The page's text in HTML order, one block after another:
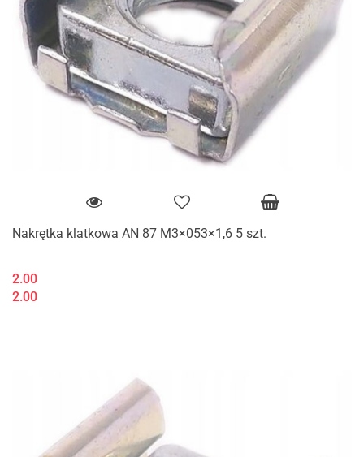
Nakrętka klatkowa AN 87 M3×053×1,6 5 szt.
2.00
2.00